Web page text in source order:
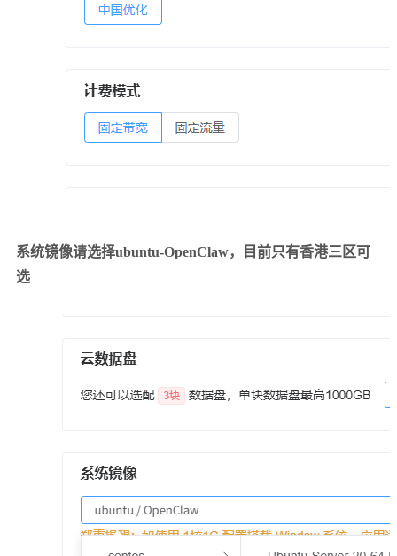
系统镜像请选择ubuntu-OpenClaw，目前只有香港三区可
选